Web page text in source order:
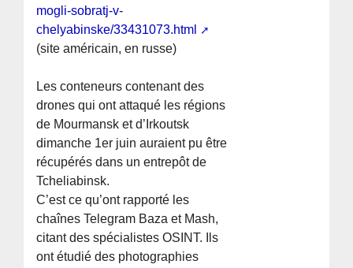
mogli-sobratj-v-
chelyabinske/33431073.html
(site américain, en russe)
Les conteneurs contenant des
drones qui ont attaqué les régions
de Mourmansk et d’Irkoutsk
dimanche 1er juin auraient pu être
récupérés dans un entrepôt de
Tcheliabinsk.
C’est ce qu’ont rapporté les
chaînes Telegram Baza et Mash,
citant des spécialistes OSINT. Ils
ont étudié des photographies